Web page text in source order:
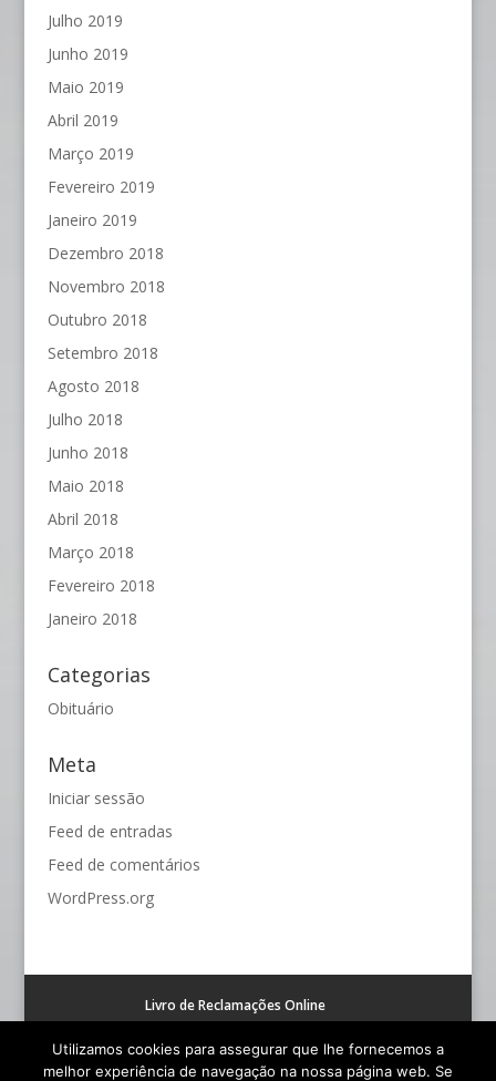
Julho 2019
Junho 2019
Maio 2019
Abril 2019
Março 2019
Fevereiro 2019
Janeiro 2019
Dezembro 2018
Novembro 2018
Outubro 2018
Setembro 2018
Agosto 2018
Julho 2018
Junho 2018
Maio 2018
Abril 2018
Março 2018
Fevereiro 2018
Janeiro 2018
Categorias
Obituário
Meta
Iniciar sessão
Feed de entradas
Feed de comentários
WordPress.org
Livro de Reclamações Online
Utilizamos cookies para assegurar que lhe fornecemos a
melhor experiência de navegação na nossa página web. Se